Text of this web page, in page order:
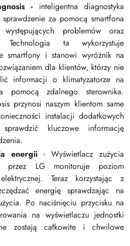
- inteligentna diagnostyka
za pomocą smartfona
problemów oraz
ta wykorzystuje
smartfony i stanowi wyróżnik na
dla klientów, którzy nie
informacji o klimatyzatorze na
pomocą zdalnego sterownika.
przynosi naszym klientom same
instalacji dodatkowych
kluczowe informację
energii - Wyświetlacz zużycia
przez LG monitoruje poziom
Teraz korzystając z
energię sprawdzając na
Po naciśnięciu przycisku na
na wyświetlaczu jednostki
zostają całkowite i chwilowe